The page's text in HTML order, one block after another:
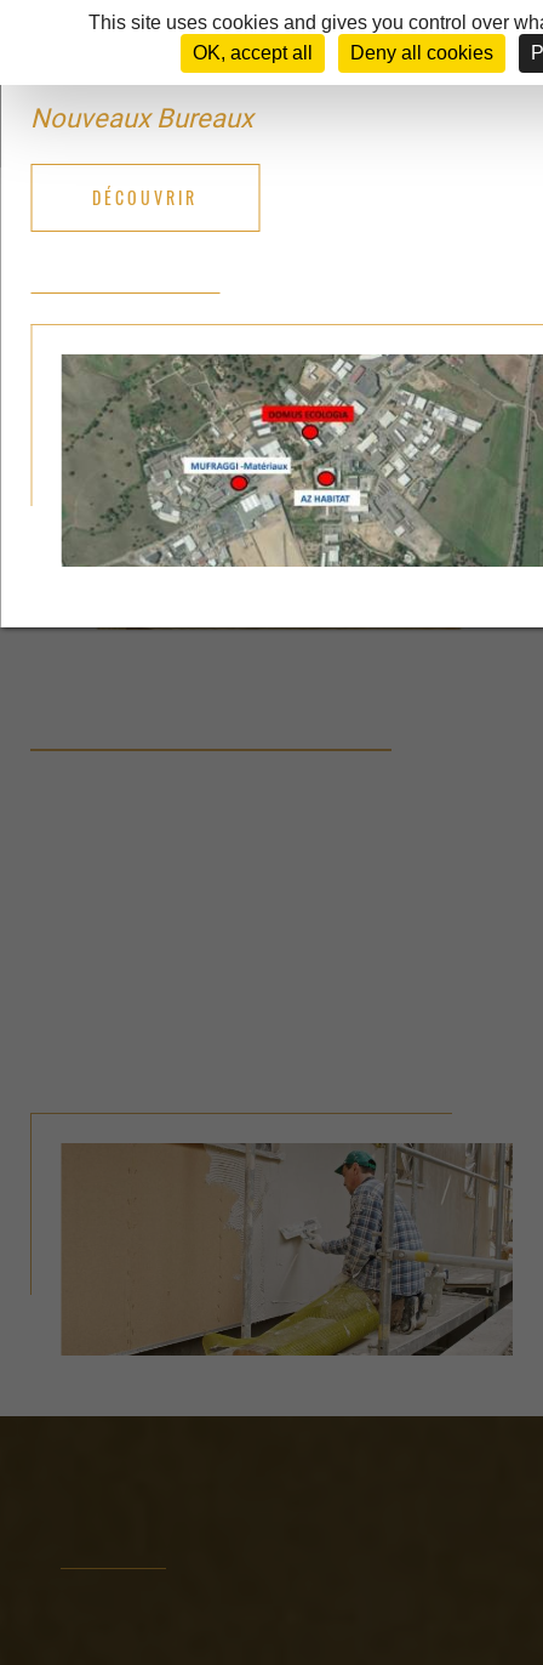
Cookies management panel
This site uses cookies and gives you control over
OK, accept all
Deny all cookies
MENU
Nouveaux Bureaux
DÉCOUVRIR
NOS PRINCIPES ISOLATION